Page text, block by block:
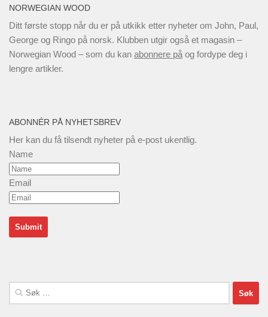
NORWEGIAN WOOD
Ditt første stopp når du er på utkikk etter nyheter om John, Paul,
George og Ringo på norsk. Klubben utgir også et magasin –
Norwegian Wood – som du kan abonnere på og fordype deg i
lengre artikler.
ABONNÉR PÅ NYHETSBREV
Her kan du få tilsendt nyheter på e-post ukentlig.
Name
Email
Søk
etter: